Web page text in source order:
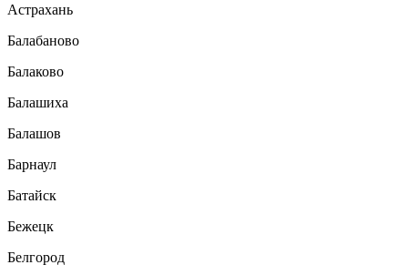
Астрахань
Балабаново
Балаково
Балашиха
Балашов
Барнаул
Батайск
Бежецк
Белгород